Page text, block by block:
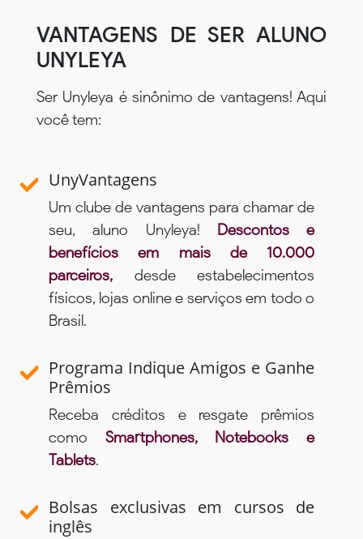
VANTAGENS DE SER ALUNO
UNYLEYA
Ser Unyleya é sinônimo de vantagens! Aqui
você tem:
UnyVantagens
Um clube de vantagens para chamar de
seu, aluno Unyleya! Descontos e
benefícios em mais de 10.000
parceiros, desde estabelecimentos
físicos, lojas online e serviços em todo o
Brasil.
Programa Indique Amigos e Ganhe
Prêmios
Receba créditos e resgate prêmios
como Smartphones, Notebooks e
Tablets.
Bolsas exclusivas em cursos de
inglês